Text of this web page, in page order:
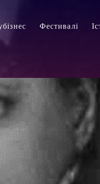
Фестивалі